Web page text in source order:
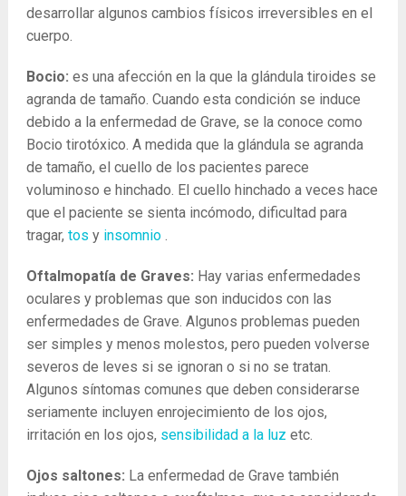
desarrollar algunos cambios físicos irreversibles en el
cuerpo.
Bocio: es una afección en la que la glándula tiroides se
agranda de tamaño. Cuando esta condición se induce
debido a la enfermedad de Grave, se la conoce como
Bocio tirotóxico. A medida que la glándula se agranda
de tamaño, el cuello de los pacientes parece
voluminoso e hinchado. El cuello hinchado a veces hace
que el paciente se sienta incómodo, dificultad para
tragar, tos y insomnio .
Oftalmopatía de Graves: Hay varias enfermedades
oculares y problemas que son inducidos con las
enfermedades de Grave. Algunos problemas pueden
ser simples y menos molestos, pero pueden volverse
severos de leves si se ignoran o si no se tratan.
Algunos síntomas comunes que deben considerarse
seriamente incluyen enrojecimiento de los ojos,
irritación en los ojos, sensibilidad a la luz etc.
Ojos saltones: La enfermedad de Grave también